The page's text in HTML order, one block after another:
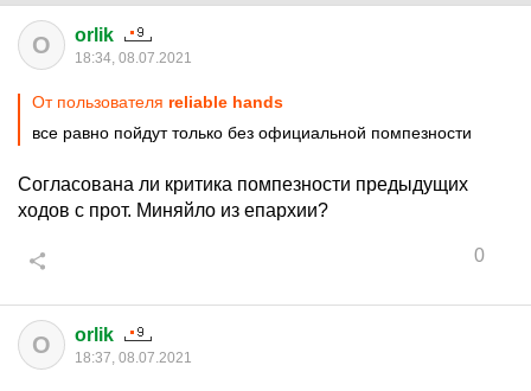
O orlik
18:34, 08.07.2021
От пользователя reliable hands
все равно пойдут только без официальной помпезности
Согласована ли критика помпезности предыдущих
ходов с прот. Миняйло из епархии?
0
O orlik
18:37, 08.07.2021